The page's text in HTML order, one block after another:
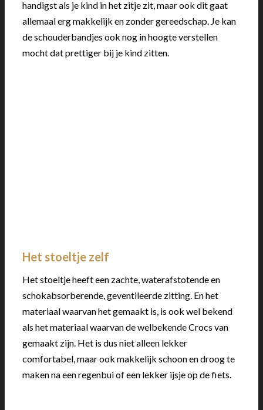
handigst als je kind in het zitje zit, maar ook dit gaat
allemaal erg makkelijk en zonder gereedschap. Je kan
de schouderbandjes ook nog in hoogte verstellen
mocht dat prettiger bij je kind zitten.
Het stoeltje zelf
Het stoeltje heeft een zachte, waterafstotende en
schokabsorberende, geventileerde zitting. En het
materiaal waarvan het gemaakt is, is ook wel bekend
als het materiaal waarvan de welbekende Crocs van
gemaakt zijn. Het is dus niet alleen lekker
comfortabel, maar ook makkelijk schoon en droog te
maken na een regenbui of een lekker ijsje op de fiets.